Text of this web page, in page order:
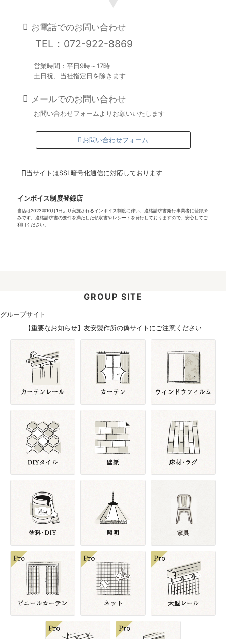
お電話でのお問い合わせ
TEL：072-922-8869
営業時間：平日9時～17時
土日祝、当社指定日を除きます
メールでのお問い合わせ
お問い合わせフォームよりお願いいたします
お問い合わせフォーム
当サイトはSSL暗号化通信に対応しております
インボイス制度登録店
当店は2023年10月1日より実施されるインボイス制度に伴い、適格請求書発行事業者に登録済
みです。適格請求書の要件を満たした領収書やレシートを発行しておりますので、安心してご
利用ください。
GROUP SITE
グループサイト
【重要なお知らせ】友安製作所の偽サイトにご注意ください